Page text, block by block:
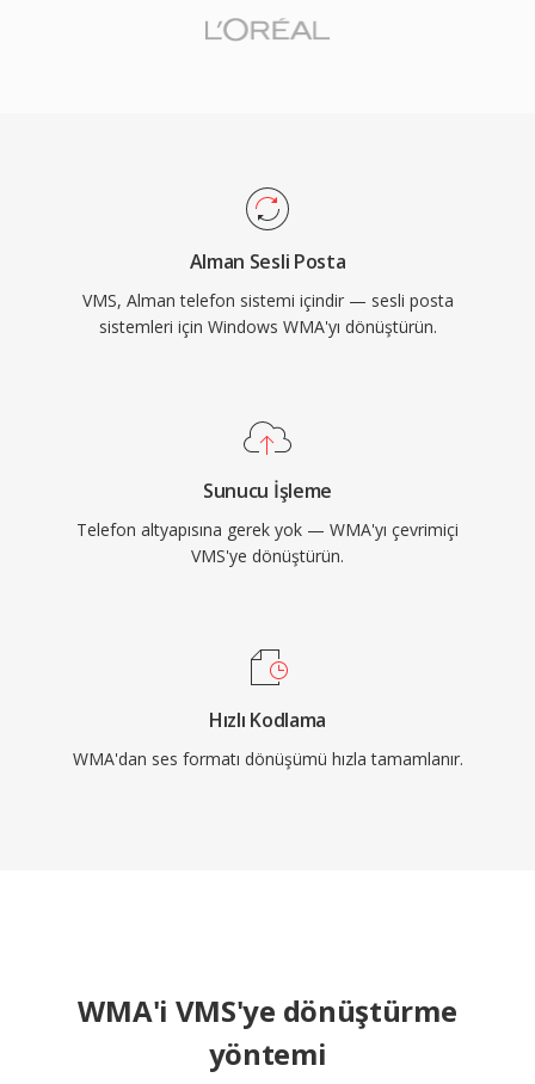
Alman Sesli Posta
VMS, Alman telefon sistemi içindir — sesli posta
sistemleri için Windows WMA'yı dönüştürün.
Sunucu İşleme
Telefon altyapısına gerek yok — WMA'yı çevrimiçi
VMS'ye dönüştürün.
Hızlı Kodlama
WMA'dan ses formatı dönüşümü hızla tamamlanır.
WMA'i VMS'ye dönüştürme
yöntemi